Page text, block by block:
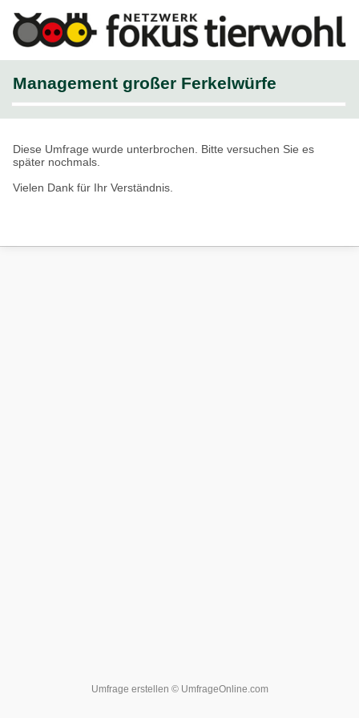
Management großer Ferkelwürfe
Diese Umfrage wurde unterbrochen. Bitte versuchen Sie es
später nochmals.
Vielen Dank für Ihr Verständnis.
Umfrage erstellen © UmfrageOnline.com